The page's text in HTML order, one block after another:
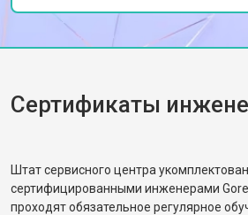
Сертификаты
Штат сервисного центра
сертифицированными инженерами
проходят обязательное регулярное